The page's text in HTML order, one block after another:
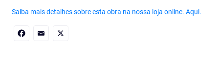
Saiba mais detalhes sobre esta obra na nossa loja online. Aqui.